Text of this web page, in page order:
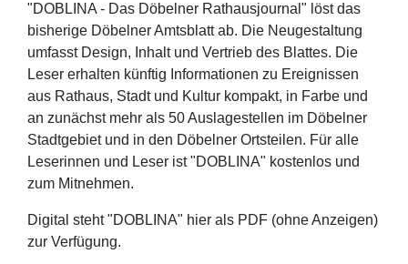
"DOBLINA - Das Döbelner Rathausjournal" löst das
bisherige Döbelner Amtsblatt ab. Die Neugestaltung
umfasst Design, Inhalt und Vertrieb des Blattes. Die
Leser erhalten künftig Informationen zu Ereignissen
aus Rathaus, Stadt und Kultur kompakt, in Farbe und
an zunächst mehr als 50 Auslagestellen im Döbelner
Stadtgebiet und in den Döbelner Ortsteilen. Für alle
Leserinnen und Leser ist "DOBLINA" kostenlos und
zum Mitnehmen.
Digital steht "DOBLINA" hier als PDF (ohne Anzeigen)
zur Verfügung.